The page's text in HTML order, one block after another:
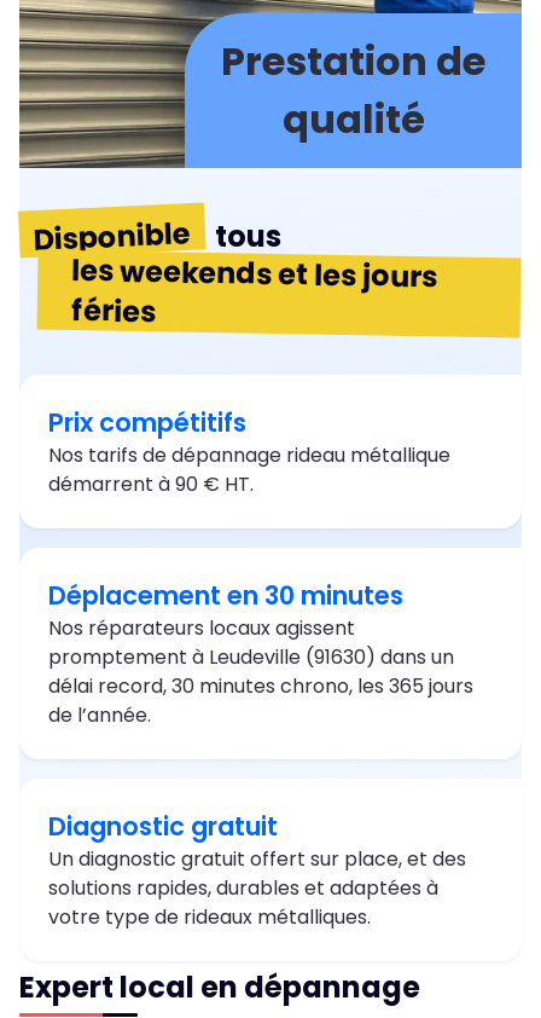
Prestation de
qualité
Disponible tous
les weekends et les jours
féries
Prix compétitifs
Nos tarifs de dépannage rideau métallique
démarrent à 90 € HT.
Déplacement en 30 minutes
Nos réparateurs locaux agissent
promptement à Leudeville (91630) dans un
délai record, 30 minutes chrono, les 365 jours
de l’année.
Diagnostic gratuit
Un diagnostic gratuit offert sur place, et des
solutions rapides, durables et adaptées à
votre type de rideaux métalliques.
Expert local en dépannage